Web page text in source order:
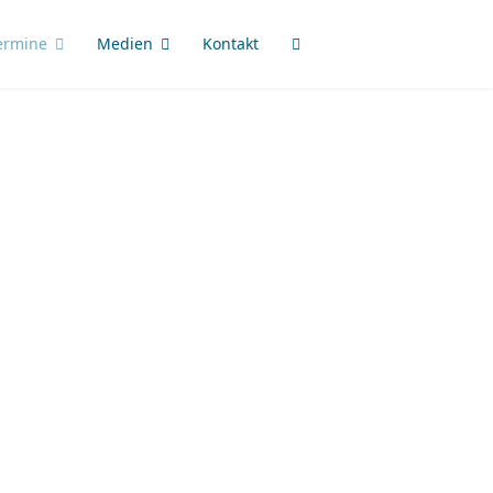
Medien Kontakt